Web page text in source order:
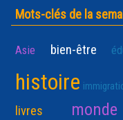
Mots-clés de la
Asie bien-être
histoire
livres monde